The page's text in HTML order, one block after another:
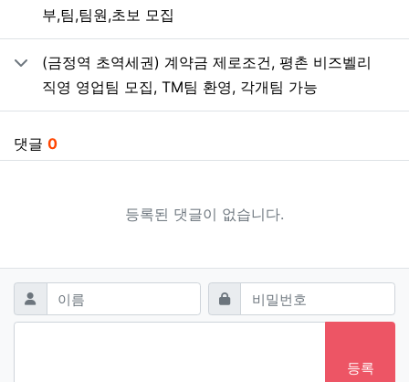
부,팀,팀원,초보 모집
(금정역 초역세권) 계약금 제로조건, 평촌 비즈벨리
직영 영업팀 모집, TM팀 환영, 각개팀 가능
댓글 0
등록된 댓글이 없습니다.
댓글쓰기
이름 필수 비밀번호필수
등록